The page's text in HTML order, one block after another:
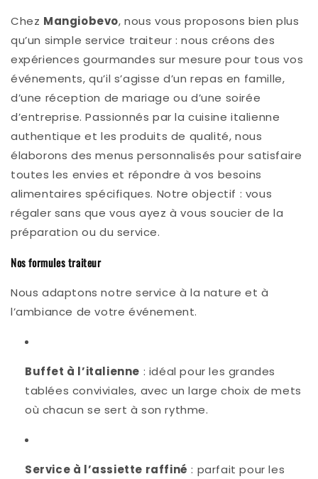
Chez Mangiobevo, nous vous proposons bien plus
qu’un simple service traiteur : nous créons des
expériences gourmandes sur mesure pour tous vos
événements, qu’il s’agisse d’un repas en famille,
d’une réception de mariage ou d’une soirée
d’entreprise. Passionnés par la cuisine italienne
authentique et les produits de qualité, nous
élaborons des menus personnalisés pour satisfaire
toutes les envies et répondre à vos besoins
alimentaires spécifiques. Notre objectif : vous
régaler sans que vous ayez à vous soucier de la
préparation ou du service.
Nos formules traiteur
Nous adaptons notre service à la nature et à
l’ambiance de votre événement.
Buffet à l’italienne : idéal pour les grandes
tablées conviviales, avec un large choix de mets
où chacun se sert à son rythme.
Service à l’assiette raffiné : parfait pour les